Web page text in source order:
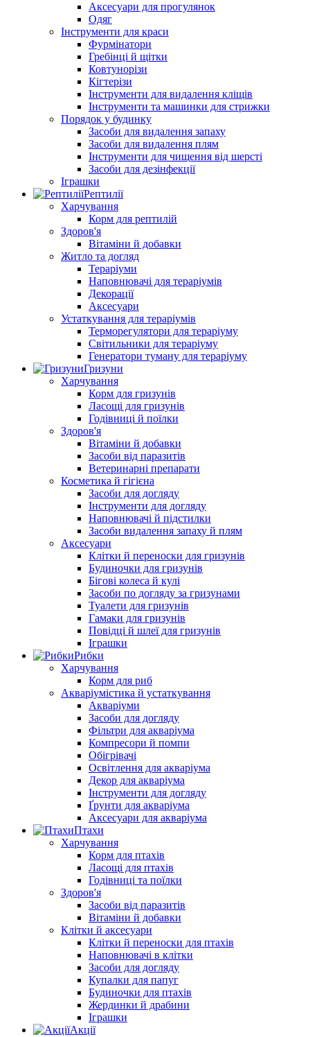
Аксесуари для прогулянок
Одяг
Інструменти для краси
Фурмінатори
Гребінці й щітки
Ковтунорізи
Кігтерізи
Інструменти для видалення кліщів
Інструменти та машинки для стрижки
Порядок у будинку
Засоби для видалення запаху
Засоби для видалення плям
Інструменти для чищення від шерсті
Засоби для дезінфекції
Іграшки
Рептилії
Харчування
Корм для рептилій
Здоров'я
Вітаміни й добавки
Житло та догляд
Тераріуми
Наповнювачі для тераріумів
Декорації
Аксесуари
Устаткування для тераріумів
Терморегулятори для тераріуму
Світильники для тераріуму
Генератори туману для тераріуму
Гризуни
Харчування
Корм для гризунів
Ласощі для гризунів
Годівниці й поїлки
Здоров'я
Вітаміни й добавки
Засоби від паразитів
Ветеринарні препарати
Косметика й гігієна
Засоби для догляду
Інструменти для догляду
Наповнювачі й підстилки
Засоби видалення запаху й плям
Аксесуари
Клітки й переноски для гризунів
Будиночки для гризунів
Бігові колеса й кулі
Засоби по догляду за гризунами
Туалети для гризунів
Гамаки для гризунів
Повідці й шлеї для гризунів
Іграшки
Рибки
Харчування
Корм для риб
Акваріумістика й устаткування
Акваріуми
Засоби для догляду
Фільтри для акваріума
Компресори й помпи
Обігрівачі
Освітлення для акваріума
Декор для акваріума
Інструменти для догляду
Ґрунти для акваріума
Аксесуари для акваріума
Птахи
Харчування
Корм для птахів
Ласощі для птахів
Годівниці та поїлки
Здоров'я
Засоби від паразитів
Вітаміни й добавки
Клітки й аксесуари
Клітки й переноски для птахів
Наповнювачі в клітки
Засоби для догляду
Купалки для папуг
Будиночки для птахів
Жердинки й драбини
Іграшки
Акції